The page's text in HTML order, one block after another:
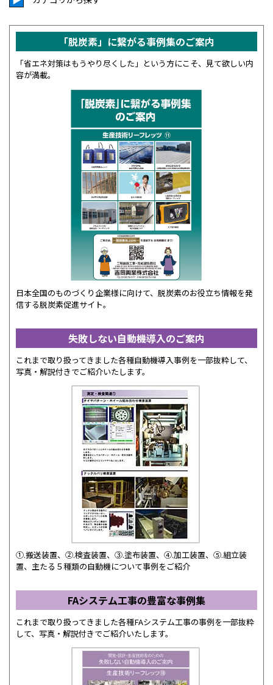
「脱炭素」に繋がる事例集のご案内
「省エネ対策はもうやり尽くした」という方にこそ、見て欲しい内
容が満載。
日本全国のものづくり企業様に向けて、脱炭素のお役立ち情報を発
信する脱炭素促進サイト。
失敗しない自動機導入のご案内
これまで取り扱ってきました各種自動機導入事例を一部抜粋して、
写真・解説付きでご紹介いたします。
①.搬送装置、②.検査装置、③.塗布装置、④.加工装置、⑤.組立装
置、主たる５種類の自動機について事例をご紹介
FAシステム工事の豊富な事例集
これまで取り扱ってきました各種FAシステム工事の事例を一部抜粋
して、写真・解説付きでご紹介いたします。